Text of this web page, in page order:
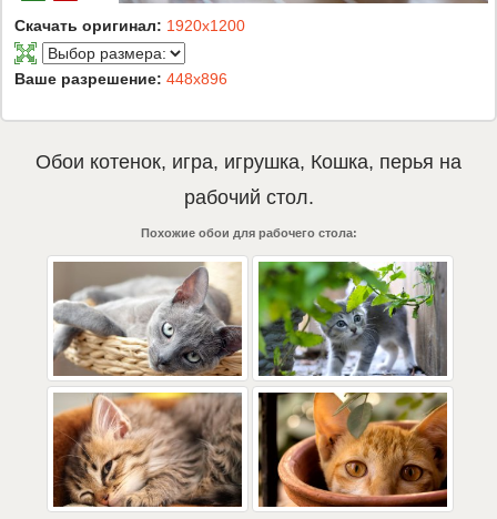
Скачать оригинал: 1920x1200
Ваше разрешение: 448x896
Обои котенок, игра, игрушка, Кошка, перья на
рабочий стол.
Похожие обои для рабочего стола: